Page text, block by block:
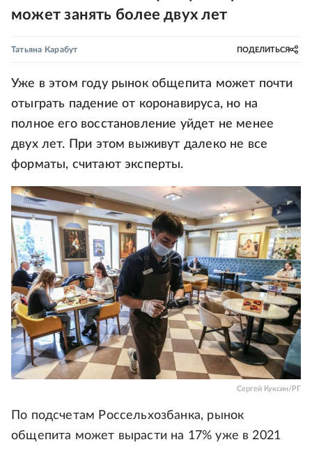
может занять более двух лет
Татьяна Карабут ПОДЕЛИТЬСЯ
Уже в этом году рынок общепита может почти
отыграть падение от коронавируса, но на
полное его восстановление уйдет не менее
двух лет. При этом выживут далеко не все
форматы, считают эксперты.
Сергей Куксин/РГ
По подсчетам Россельхозбанка, рынок
общепита может вырасти на 17% уже в 2021